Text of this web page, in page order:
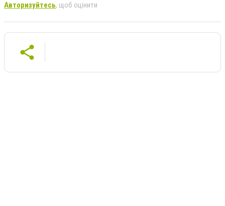
Авторизуйтесь, щоб оцінити